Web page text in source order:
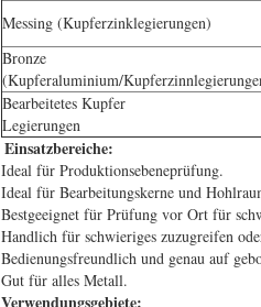
Messing (Kupferzinklegierungen)
Bronze
(Kupferaluminium/
Bearbeitetes Kupfer
Legierungen
Einsatzbereiche:
Ideal für Produktionsebeneprüfung.
Ideal für Bearbeitungskerne und
Bestgeeignet für Prüfung vor Ort für
Handlich für schwieriges zuzugreifen
Bedienungsfreundlich und genau auf
Gut für alles Metall.
Verwendungsgebiete: